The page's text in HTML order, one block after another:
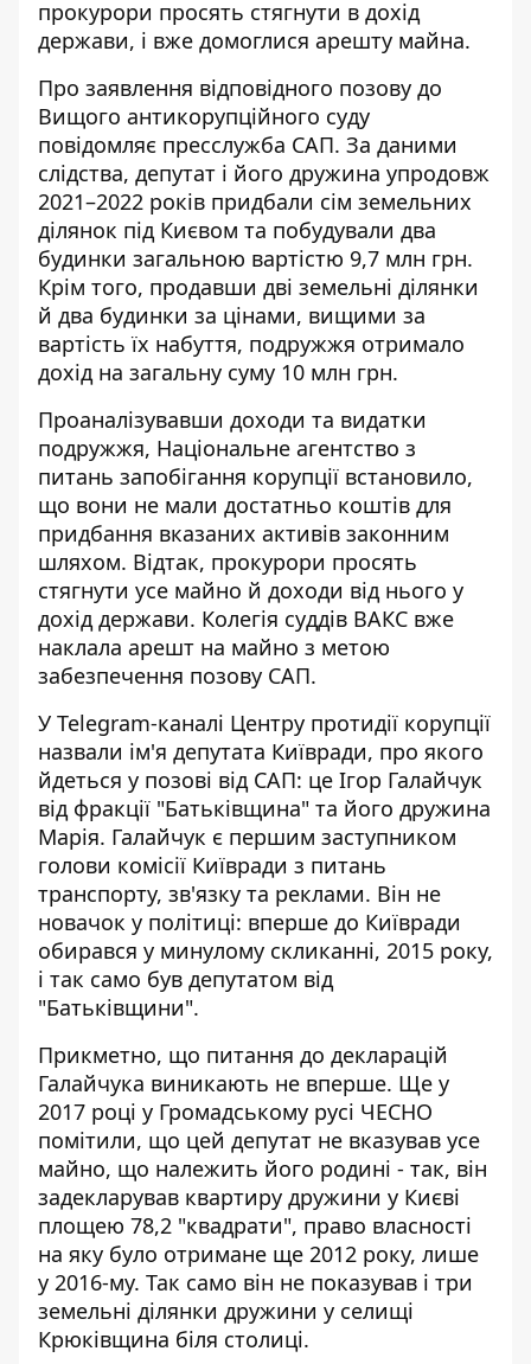
прокурори просять стягнути в дохід
держави, і вже домоглися арешту майна.
Про заявлення відповідного позову до
Вищого антикорупційного суду
повідомляє пресслужба САП. За даними
слідства, депутат і його дружина упродовж
2021–2022 років придбали сім земельних
ділянок під Києвом та побудували два
будинки загальною вартістю 9,7 млн грн.
Крім того, продавши дві земельні ділянки
й два будинки за цінами, вищими за
вартість їх набуття, подружжя отримало
дохід на загальну суму 10 млн грн.
Проаналізувавши доходи та видатки
подружжя, Національне агентство з
питань запобігання корупції встановило,
що вони не мали достатньо коштів для
придбання вказаних активів законним
шляхом. Відтак, прокурори просять
стягнути усе майно й доходи від нього у
дохід держави. Колегія суддів ВАКС вже
наклала арешт на майно з метою
забезпечення позову САП.
У Telegram-каналі Центру протидії корупції
назвали ім'я депутата Київради, про якого
йдеться у позові від САП: це Ігор Галайчук
від фракції "Батьківщина" та його дружина
Марія. Галайчук є першим заступником
голови комісії Київради з питань
транспорту, зв'язку та реклами. Він не
новачок у політиці: вперше до Київради
обирався у минулому скликанні, 2015 року,
і так само був депутатом від
"Батьківщини".
Прикметно, що питання до декларацій
Галайчука виникають не вперше. Ще у
2017 році у Громадському русі ЧЕСНО
помітили, що цей депутат не вказував усе
майно, що належить його родині - так, він
задекларував квартиру дружини у Києві
площею 78,2 "квадрати", право власності
на яку було отримане ще 2012 року, лише
у 2016-му. Так само він не показував і три
земельні ділянки дружини у селищі
Крюківщина біля столиці.